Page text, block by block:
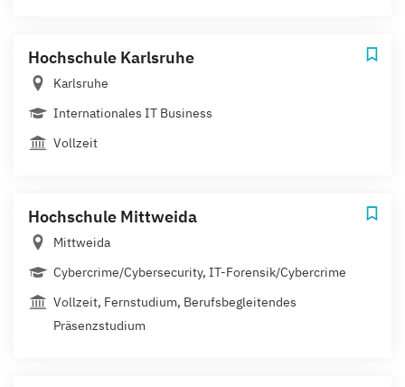
Hochschule Karlsruhe
Karlsruhe
Internationales IT Business
Vollzeit
Hochschule Mittweida
Mittweida
Cybercrime/Cybersecurity, IT-Forensik/Cybercrime
Vollzeit, Fernstudium, Berufsbegleitendes
Präsenzstudium